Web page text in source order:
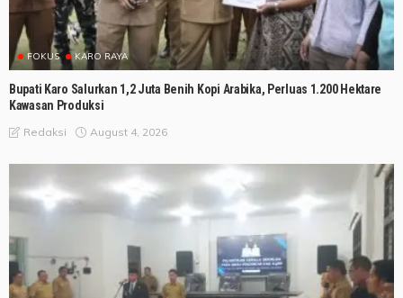
FOKUS KARO RAYA
Bupati Karo Salurkan 1,2 Juta Benih Kopi Arabika, Perluas 1.200 Hektare
Kawasan Produksi
Redaksi August 4, 2026